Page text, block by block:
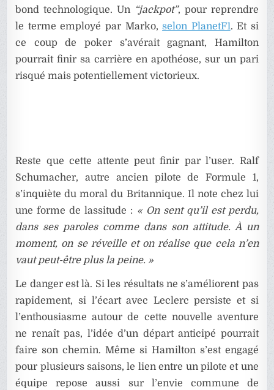
bond technologique. Un “jackpot”, pour reprendre
le terme employé par Marko,selon PlanetF1. Et si
ce coup de poker s’avérait gagnant, Hamilton
pourrait finir sa carrière en apothéose, sur un pari
risqué mais potentiellement victorieux.
Reste que cette attente peut finir par l’user. Ralf
Schumacher, autre ancien pilote de Formule 1,
s’inquiète du moral du Britannique. Il note chez lui
une forme de lassitude : « On sent qu’il est perdu,
dans ses paroles comme dans son attitude. À un
moment, on se réveille et on réalise que cela n’en
vaut peut-être plus la peine. »
Le danger est là. Si les résultats ne s’améliorent pas
rapidement, si l’écart avec Leclerc persiste et si
l’enthousiasme autour de cette nouvelle aventure
ne renaît pas, l’idée d’un départ anticipé pourrait
faire son chemin. Même si Hamilton s’est engagé
pour plusieurs saisons, le lien entre un pilote et une
équipe repose aussi sur l’envie commune de